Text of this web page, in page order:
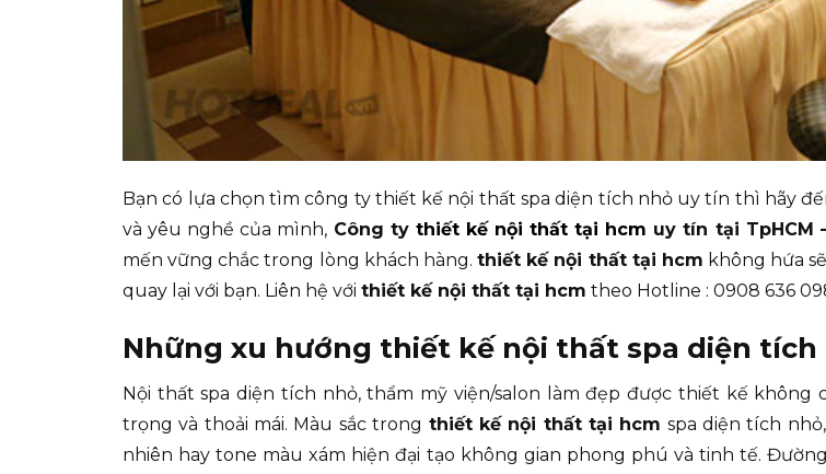
Bạn có lựa chọn tìm công ty thiết kế nội thất spa diện tích nhỏ uy tín thì hãy
và yêu nghề của mình, Công ty thiết kế nội thất tại hcm uy tín tại TpHCM
mến vững chắc trong lòng khách hàng.thiết kế nội thất tại hcm không hứa
quay lại với bạn. Liên hệ với thiết kế nội thất tại hcm theo Hotline : 0908 636
Những xu hướng thiết kế nội thất spa diện
Nội thất spa diện tích nhỏ, thẩm mỹ viện/salon làm đẹp được thiết kế không
trọng và thoải mái. Màu sắc trong thiết kế nội thất tại hcm spa diện tích
nhiên hay tone màu xám hiện đại tạo không gian phong phú và tinh tế.